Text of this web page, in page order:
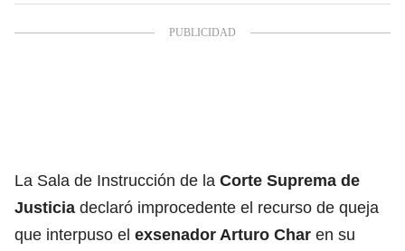
La Sala de Instrucción de la Corte Suprema de
Justicia declaró improcedente el recurso de queja
que interpuso el exsenador Arturo Char en su